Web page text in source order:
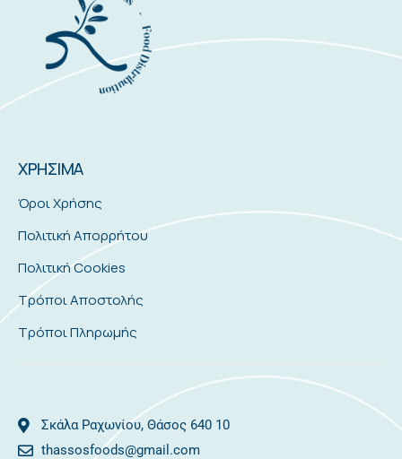
ΧΡΗΣΙΜΑ
Όροι Χρήσης
Πολιτική Απορρήτου
Πολιτική Cookies
Τρόποι Αποστολής
Τρόποι Πληρωμής
Σκάλα Ραχωνίου, Θάσος 640 10
thassosfoods@gmail.com